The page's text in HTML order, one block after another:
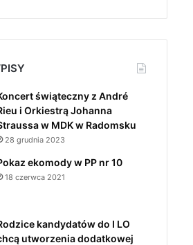
świąteczny z André
i Orkiestrą Johanna
w MDK w Radomsku
28 grudnia 2023
ekomody w PP nr 10
18 czerwca 2021
kandydatów do I LO
utworzenia dodatkowej